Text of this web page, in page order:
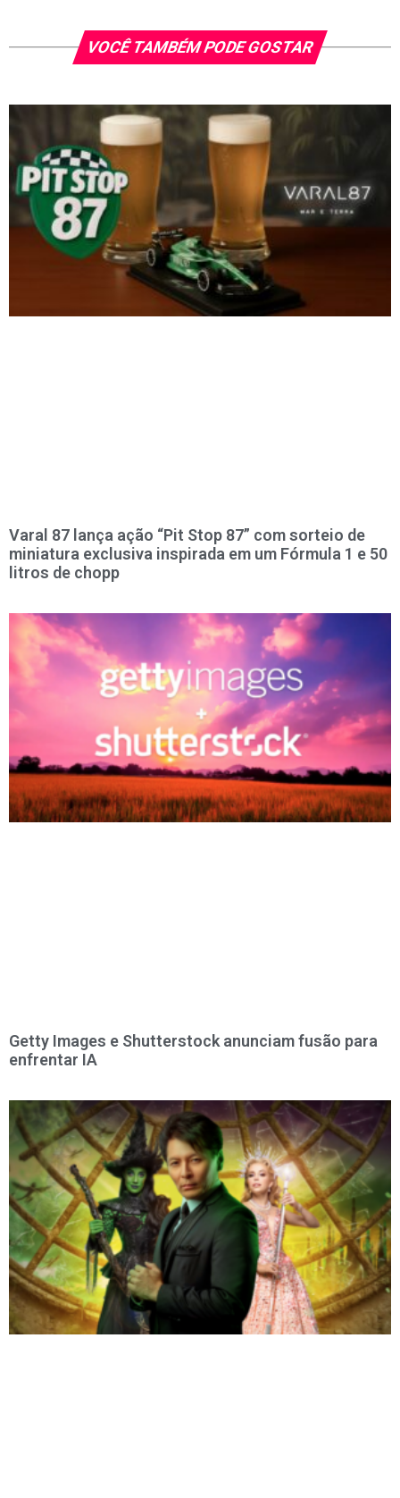
VOCÊ TAMBÉM PODE GOSTAR
Varal 87 lança ação “Pit Stop 87” com sorteio de
miniatura exclusiva inspirada em um Fórmula 1 e 50
litros de chopp
Getty Images e Shutterstock anunciam fusão para
enfrentar IA